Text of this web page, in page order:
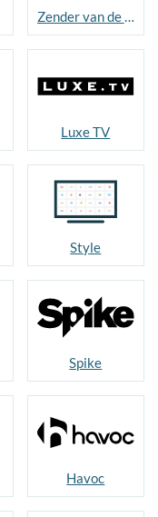
Zender van de maand
Luxe TV
Style
Spike
Havoc